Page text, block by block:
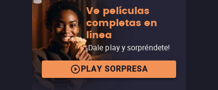
Ve películas
completas en
línea
¡Dale play y sorpréndete!
PLAY SORPRESA